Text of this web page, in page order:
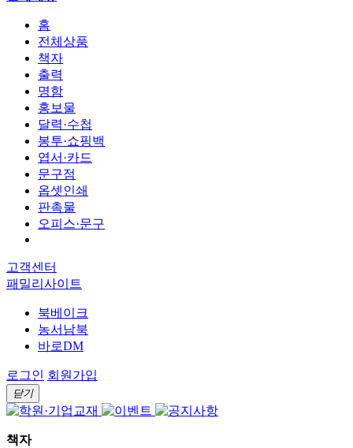
홈
전체상품
책자
출력
명함
홍보물
달력·수첩
봉투·쇼핑백
엽서·카드
문구점
옵셋인쇄
판촉물
오피스·문구
고객센터
패밀리사이트
북베이크
농서남북
바로DM
로그인 회원가입
닫기
책자